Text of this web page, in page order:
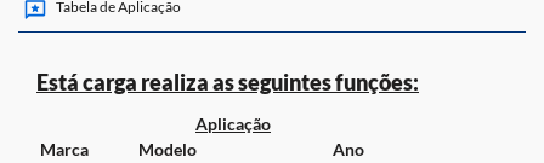
Tabela de Aplicação
Está carga realiza as seguintes funções:
Aplicação
Marca
Modelo
Ano